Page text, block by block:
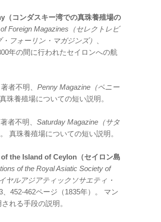
コンダスキー湾での真珠養殖場の
Foreign Magazines（セレクトレビ
フォーリン・マガジンズ）
年の間に行われたセイロンへの航
著者不明、 Penny Magazine（ペニー
珠養殖場についての短い説明。
著者不明、 Saturday Magazine（サタ
真珠養殖場についての短い説明。
the Island of Ceylon（セイロン島
of the Royal Asiatic Society of
ヤルアジアティックソサエティ・
、452-462ページ（1835年）。 マン
れる手段の説明。